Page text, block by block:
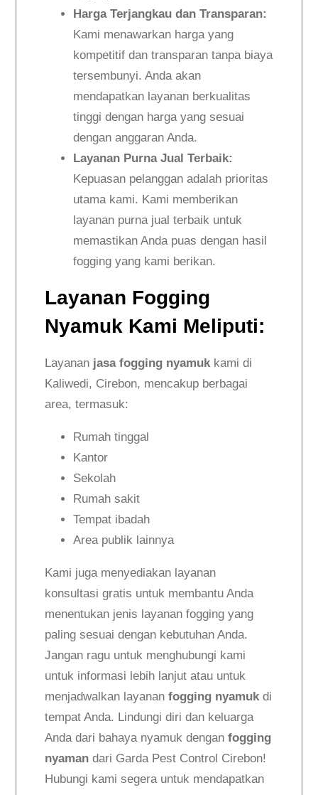
Harga Terjangkau dan Transparan:
Kami menawarkan harga yang
kompetitif dan transparan tanpa biaya
tersembunyi. Anda akan
mendapatkan layanan berkualitas
tinggi dengan harga yang sesuai
dengan anggaran Anda.
Layanan Purna Jual Terbaik:
Kepuasan pelanggan adalah prioritas
utama kami. Kami memberikan
layanan purna jual terbaik untuk
memastikan Anda puas dengan hasil
fogging yang kami berikan.
Layanan Fogging
Nyamuk Kami Meliputi:
Layanan jasa fogging nyamukkami di
Kaliwedi, Cirebon, mencakup berbagai
area, termasuk:
Rumah tinggal
Kantor
Sekolah
Rumah sakit
Tempat ibadah
Area publik lainnya
Kami juga menyediakan layanan
konsultasi gratis untuk membantu Anda
menentukan jenis layanan fogging yang
paling sesuai dengan kebutuhan Anda.
Jangan ragu untuk menghubungi kami
untuk informasi lebih lanjut atau untuk
menjadwalkan layananfogging nyamukdi
tempat Anda. Lindungi diri dan keluarga
Anda dari bahaya nyamuk denganfogging
nyaman dari Garda Pest Control Cirebon!
Hubungi kami segera untuk mendapatkan